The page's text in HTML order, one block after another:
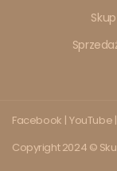
Facebook | YouTube |
Copyright 2024 ©